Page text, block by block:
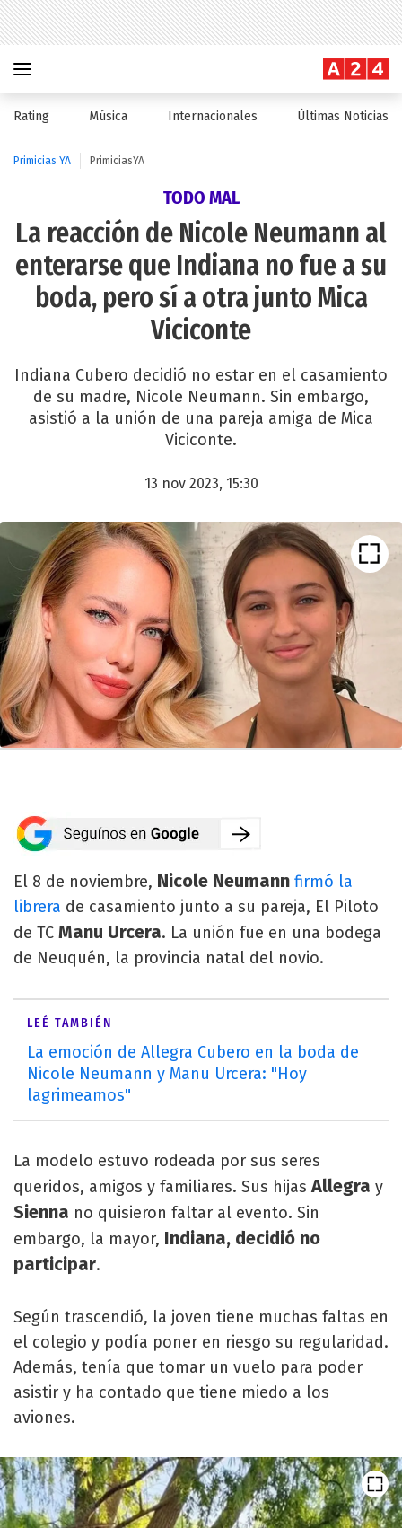
Rating Música Internacionales Últimas Noticias
Primicias YA PrimiciasYA
TODO MAL
La reacción de Nicole Neumann al
enterarse que Indiana no fue a su
boda, pero sí a otra junto Mica
Viciconte
Indiana Cubero decidió no estar en el casamiento
de su madre, Nicole Neumann. Sin embargo,
asistió a la unión de una pareja amiga de Mica
Viciconte.
13 nov 2023, 15:30
El 8 de noviembre, Nicole Neumann firmó la
librera de casamiento junto a su pareja, El Piloto
de TC Manu Urcera. La unión fue en una bodega
de Neuquén, la provincia natal del novio.
LEÉ TAMBIÉN
La emoción de Allegra Cubero en la boda de
Nicole Neumann y Manu Urcera: "Hoy
lagrimeamos"
La modelo estuvo rodeada por sus seres
queridos, amigos y familiares. Sus hijasAllegra y
Sienna no quisieron faltar al evento. Sin
embargo, la mayor, Indiana, decidió no
participar.
Según trascendió, la joven tiene muchas faltas en
el colegio y podía poner en riesgo su regularidad.
Además, tenía que tomar un vuelo para poder
asistir y ha contado que tiene miedo a los
aviones.